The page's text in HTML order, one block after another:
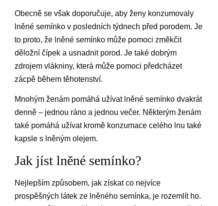
Obecně se však doporučuje, aby ženy konzumovaly
lněné semínko v posledních týdnech před porodem. Je
to proto, že lněné semínko může pomoci změkčit
děložní čípek a usnadnit porod. Je také dobrým
zdrojem vlákniny, která může pomoci předcházet
zácpě během těhotenství.
Mnohým ženám pomáhá užívat lněné semínko dvakrát
denně – jednou ráno a jednou večer. Některým ženám
také pomáhá užívat kromě konzumace celého lnu také
kapsle s lněným olejem.
Jak jíst lněné semínko?
Nejlepším způsobem, jak získat co nejvíce
prospěšných látek ze lněného semínka, je rozemlít ho.